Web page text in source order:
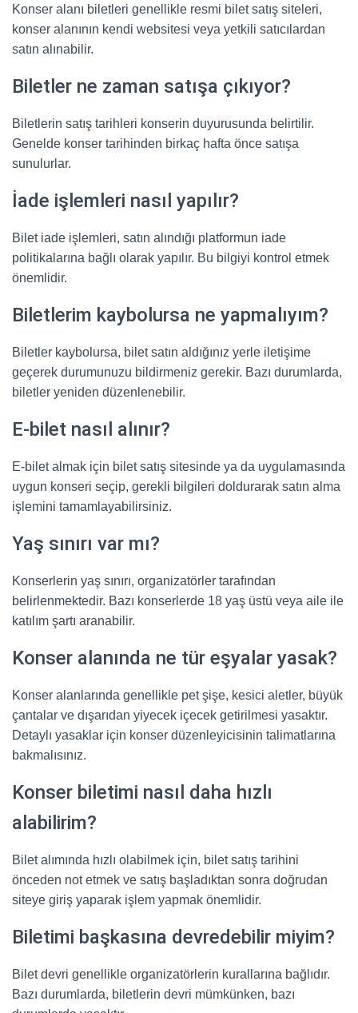
Konser alanı biletleri genellikle resmi bilet satış siteleri,
konser alanının kendi websitesi veya yetkili satıcılardan
satın alınabilir.
Biletler ne zaman satışa çıkıyor?
Biletlerin satış tarihleri konserin duyurusunda belirtilir.
Genelde konser tarihinden birkaç hafta önce satışa
sunulurlar.
İade işlemleri nasıl yapılır?
Bilet iade işlemleri, satın alındığı platformun iade
politikalarına bağlı olarak yapılır. Bu bilgiyi kontrol etmek
önemlidir.
Biletlerim kaybolursa ne yapmalıyım?
Biletler kaybolursa, bilet satın aldığınız yerle iletişime
geçerek durumunuzu bildirmeniz gerekir. Bazı durumlarda,
biletler yeniden düzenlenebilir.
E-bilet nasıl alınır?
E-bilet almak için bilet satış sitesinde ya da uygulamasında
uygun konseri seçip, gerekli bilgileri doldurarak satın alma
işlemini tamamlayabilirsiniz.
Yaş sınırı var mı?
Konserlerin yaş sınırı, organizatörler tarafından
belirlenmektedir. Bazı konserlerde 18 yaş üstü veya aile ile
katılım şartı aranabilir.
Konser alanında ne tür eşyalar yasak?
Konser alanlarında genellikle pet şişe, kesici aletler, büyük
çantalar ve dışarıdan yiyecek içecek getirilmesi yasaktır.
Detaylı yasaklar için konser düzenleyicisinin talimatlarına
bakmalısınız.
Konser biletimi nasıl daha hızlı
alabilirim?
Bilet alımında hızlı olabilmek için, bilet satış tarihini
önceden not etmek ve satış başladıktan sonra doğrudan
siteye giriş yaparak işlem yapmak önemlidir.
Biletimi başkasına devredebilir miyim?
Bilet devri genellikle organizatörlerin kurallarına bağlıdır.
Bazı durumlarda, biletlerin devri mümkünken, bazı